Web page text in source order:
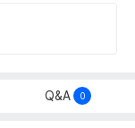
Q&A 0